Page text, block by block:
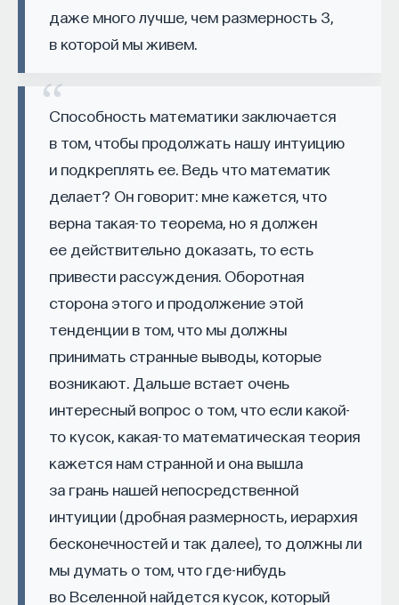
даже много лучше, чем размерность 3,
в которой мы живем.
Способность математики заключается
в том, чтобы продолжать нашу интуицию
и подкреплять ее. Ведь что математик
делает? Он говорит: мне кажется, что
верна такая-то теорема, но я должен
ее действительно доказать, то есть
привести рассуждения. Оборотная
сторона этого и продолжение этой
тенденции в том, что мы должны
принимать странные выводы, которые
возникают. Дальше встает очень
интересный вопрос о том, что если какой-
то кусок, какая-то математическая теория
кажется нам странной и она вышла
за грань нашей непосредственной
интуиции (дробная размерность, иерархия
бесконечностей и так далее), то должны ли
мы думать о том, что где-нибудь
во Вселенной найдется кусок, который
ЕСТЕСТВЕННЫЕ НАУКИ
КУРС
Химия между нейронами:
вещества, которые управляют
нами
СОХРАНИТЬ КУРС
Оно определяет сложность структуры
их сообществ.
Биолог Зоя Зорина о трактовках сознания,
способности к самоузнаванию у дельфинов
и экспериментах по выявлению сознания
у животных
Есть два вида нарушения сознания
Выделяют острые и хронические нарушения
сознания. Острые нарушения сознания
развиваются непосредственно после
из компонентов системы, обеспечивающей
функционирование сознания, в первую очередь
структур активирующей ретикулярной системы
ствола мозга, а также при поражении таламуса
или диффузном поражении белого вещества или
коры больших полушарий. К ним относятся
оглушение, сопор и кома, которые представляют
собой различные степени угнетения
бодрствования. Кроме того, выделяют состояние